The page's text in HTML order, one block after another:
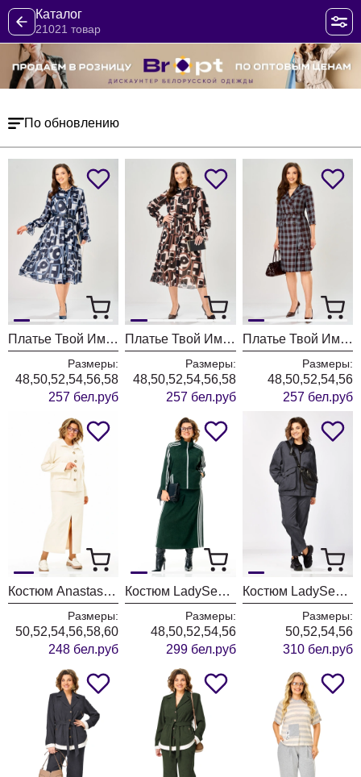
Каталог
21021 товар
По обновлению
Платье Твой Имидж 2463 серо-голубой с принтом
Размеры:
48,50,52,54,56,58
257 бел.руб
Платье Твой Имидж 2462 пудровый с принтом
Размеры:
48,50,52,54,56,58
257 бел.руб
Платье Твой Имидж 2413 шоколадный в клетку
Размеры:
48,50,52,54,56
257 бел.руб
Костюм Anastasia 1384 слоновая кость
Размеры:
50,52,54,56,58,60
248 бел.руб
Костюм LadySecret 26260 зеленый
Размеры:
48,50,52,54,56
299 бел.руб
Костюм LadySecret 25229 темный графит
Размеры:
50,52,54,56
310 бел.руб